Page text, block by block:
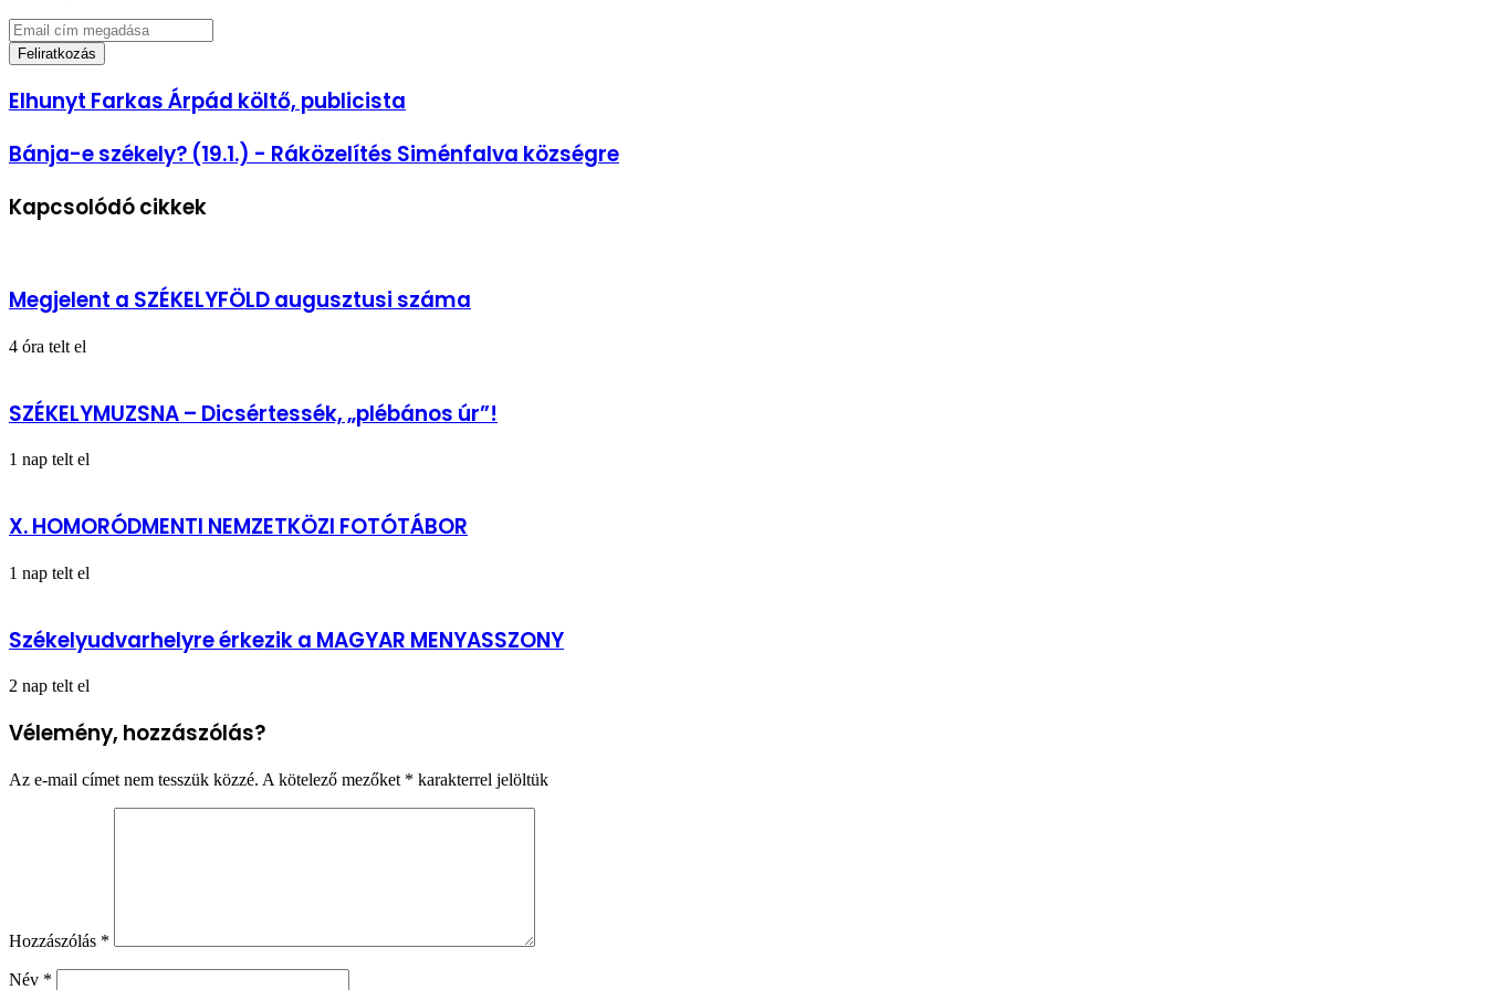
Email
cím
megadása
Elhunyt
Farkas
költő,
publicista
Elhunyt Farkas Árpád költő, publicista
Bánja-
e
(19.1.)
Bánja-e székely? (19.1.) - Ráközelítés Siménfalva községre
Kapcsolódó cikkek
Megjelent a SZÉKELYFÖLD augusztusi száma
4 óra telt el
SZÉKELYMUZSNA – Dicsértessék, „plébános úr”!
1 nap telt el
X. HOMORÓDMENTI NEMZETKÖZI FOTÓTÁBOR
1 nap telt el
Székelyudvarhelyre érkezik a MAGYAR MENYASSZONY
2 nap telt el
Vélemény, hozzászólás?
Az e-mail címet nem tesszük közzé. A kötelező mezőket * karakterrel jelöltük
Hozzászólás *
Név *